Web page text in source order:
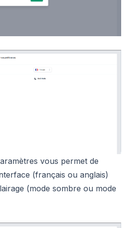
vous permet de
(français ou anglais)
(mode sombre ou mode